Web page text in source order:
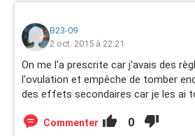
B23-09
2 oct. 2015 à 22:21
On me l'a prescrite car j'avais des
l'ovulation et empêche de tomber
des effets secondaires car je les ai
Commenter 0